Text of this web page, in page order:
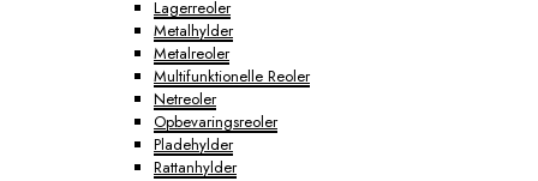
Lagerreoler
Metalhylder
Metalreoler
Multifunktionelle Reoler
Netreoler
Opbevaringsreoler
Pladehylder
Rattanhylder